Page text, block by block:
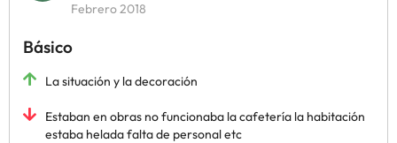
Febrero 2018
Básico
La situación y la decoración
Estaban en obras no funcionaba la cafetería la habitación
estaba helada falta de personal etc